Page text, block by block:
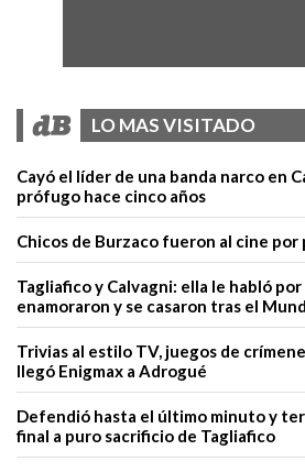
LO MAS VISITADO
Cayó el líder de una banda narco en
prófugo hace cinco años
Chicos de Burzaco fueron al cine por
Tagliafico y Calvagni: ella le habló por
enamoraron y se casaron tras el
Trivias al estilo TV, juegos de
llegó Enigmax a Adrogué
Defendió hasta el último minuto y
final a puro sacrificio de Tagliafico